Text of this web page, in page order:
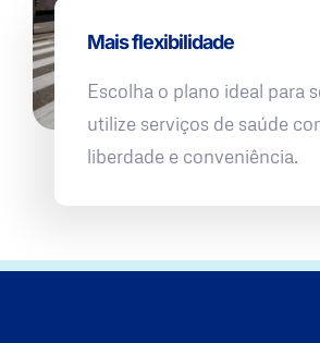
Mais flexibilidade
Escolha o plano ideal para
utilize serviços de saúde
liberdade e conveniência.